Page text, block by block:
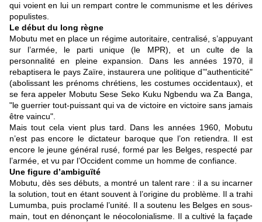
qui voient en lui un rempart contre le communisme et les dérives
populistes.
Le début du long règne
Mobutu met en place un régime autoritaire, centralisé, s’appuyant
sur l’armée, le parti unique (le MPR), et un culte de la
personnalité en pleine expansion. Dans les années 1970, il
rebaptisera le pays Zaïre, instaurera une politique d’"authenticité"
(abolissant les prénoms chrétiens, les costumes occidentaux), et
se fera appeler Mobutu Sese Seko Kuku Ngbendu wa Za Banga,
"le guerrier tout-puissant qui va de victoire en victoire sans jamais
être vaincu".
Mais tout cela vient plus tard. Dans les années 1960, Mobutu
n’est pas encore le dictateur baroque que l’on retiendra. Il est
encore le jeune général rusé, formé par les Belges, respecté par
l’armée, et vu par l’Occident comme un homme de confiance.
Une figure d’ambiguïté
Mobutu, dès ses débuts, a montré un talent rare : il a su incarner
la solution, tout en étant souvent à l’origine du problème. Il a trahi
Lumumba, puis proclamé l’unité. Il a soutenu les Belges en sous-
main, tout en dénonçant le néocolonialisme. Il a cultivé la façade